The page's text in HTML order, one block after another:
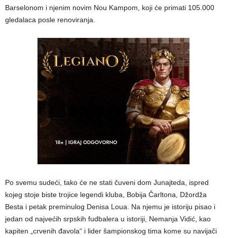
Barselonom i njenim novim Nou Kampom, koji će primati 105.000
gledalaca posle renoviranja.
Po svemu sudeći, tako će ne stati čuveni dom Junajteda, ispred
kojeg stoje biste trojice legendi kluba, Bobija Čarltona, Džordža
Besta i petak preminulog Denisa Loua. Na njemu je istoriju pisao i
jedan od najvećih srpskih fudbalera u istoriji, Nemanja Vidić, kao
kapiten „crvenih đavola“ i lider šampionskog tima kome su navijači